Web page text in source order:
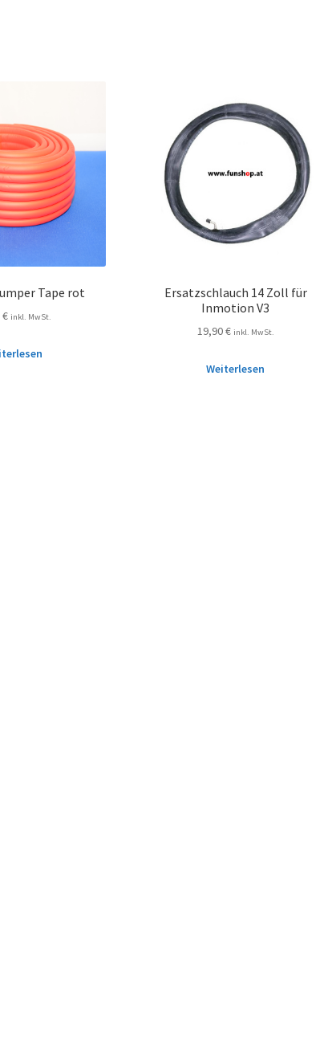
Tape rot
€ inkl. MwSt.
Ersatzschlauch 14 Zoll für
Inmotion V3
19,90€ inkl. MwSt.
Weiterlesen